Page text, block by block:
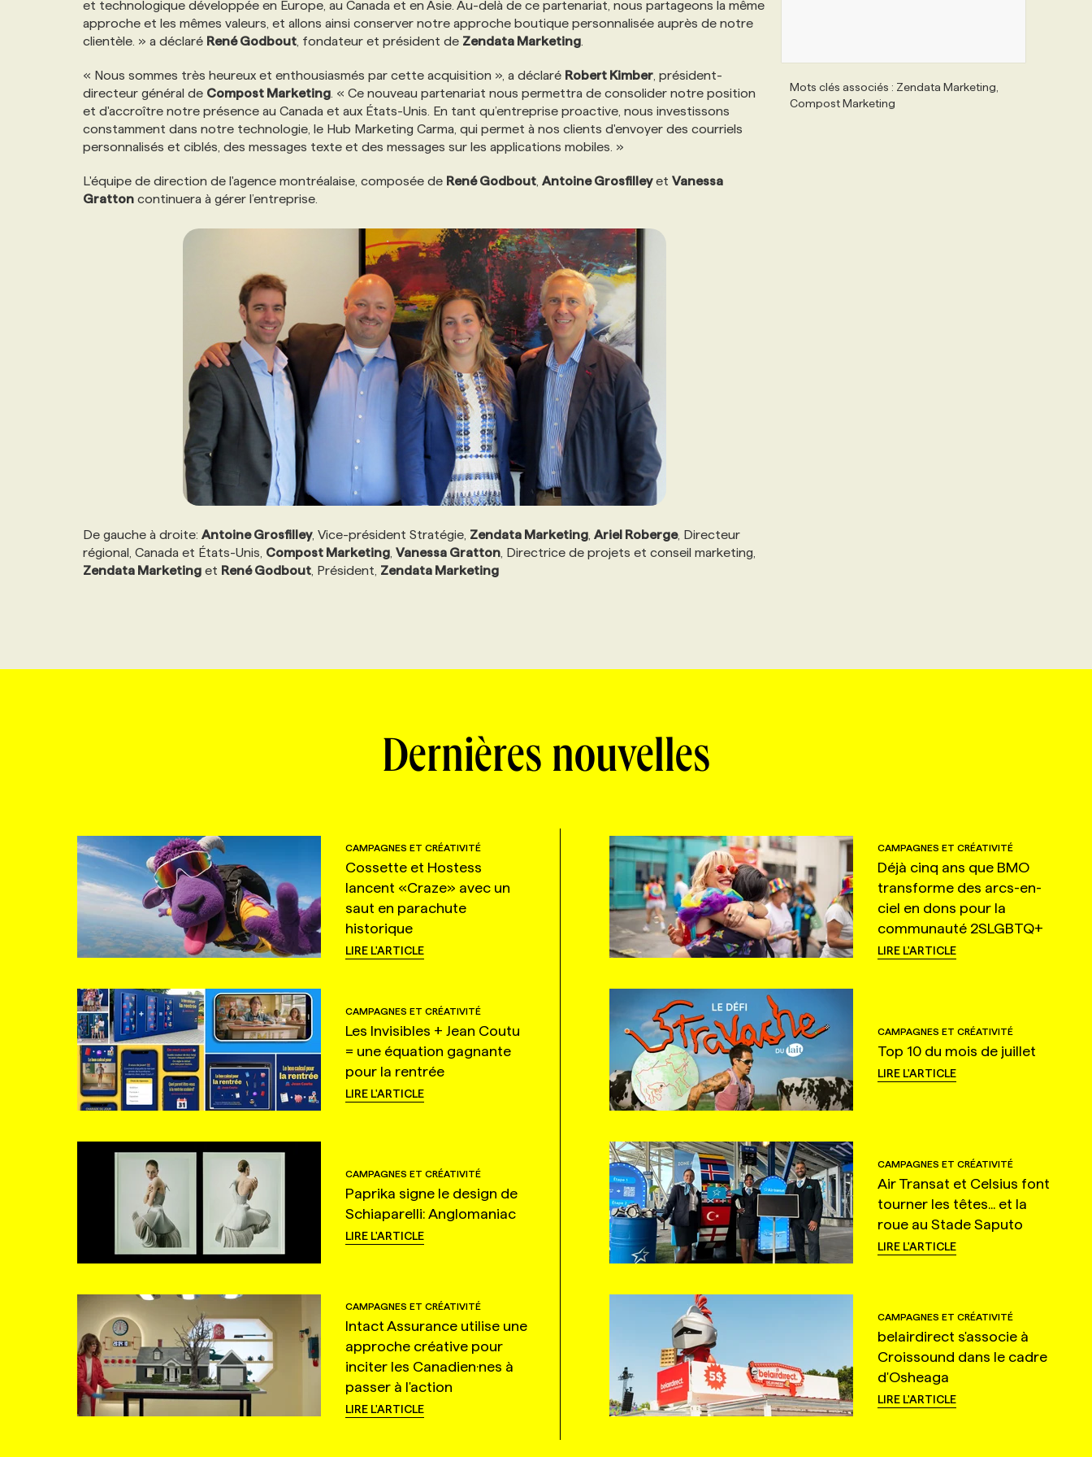
NOS TARIFS
PROGRAMMES DE SUBVENTIONS
ANNONCEZ AVEC NOUS
ANNONCEZ AVEC NOUS
et technologique développée en Europe, au Canada et en Asie. Au-delà de ce partenariat, nous partageons la même
approche et les mêmes valeurs, et allons ainsi conserver notre approche boutique personnalisée auprès de notre
clientèle. » a déclaré René Godbout , fondateur et président de Zendata Marketing
« Nous sommes très heureux et enthousiasmés par cette acquisition », a déclaré Robert Kimber , président-
directeur général de Compost Marketing . « Ce nouveau partenariat nous permettra de consolider notre position
et d'accroître notre présence au Canada et aux États-Unis. En tant qu’entreprise proactive, nous investissons
constamment dans notre technologie, le Hub Marketing Carma, qui permet à nos clients d'envoyer des courriels
personnalisés et ciblés, des messages texte et des messages sur les applications mobiles. »
L'équipe de direction de l'agence montréalaise, composée de René Godbout Antoine Grosfilleyet Vanessa
Gratton continuera à gérer l’entreprise.
De gauche à droite: Antoine Grosfilley, Vice-président Stratégie, Zendata Marketing Ariel Roberge, Directeur
régional, Canada et États-Unis, Compost Marketing Vanessa Gratton , Directrice de projets et conseil marketing,
Zendata Marketing et René Godbout , Président, Zendata Marketing
Mots clés associés : Zendata Marketing,
Compost Marketing
Dernières nouvelles
CAMPAGNES ET CRÉATIVITÉ
Cossette et Hostess
lancent «Craze» avec un
saut en parachute
historique
LIRE L'ARTICLE
CAMPAGNES ET CRÉATIVITÉ
Déjà cinq ans que BMO
transforme des arcs-en-
ciel en dons pour la
communauté 2SLGBTQ+
LIRE L'ARTICLE
CAMPAGNES ET CRÉATIVITÉ
Les Invisibles + Jean Coutu
= une équation gagnante
pour la rentrée
LIRE L'ARTICLE
CAMPAGNES ET CRÉATIVITÉ
Top 10 du mois de juillet
LIRE L'ARTICLE
CAMPAGNES ET CRÉATIVITÉ
Paprika signe le design de
Schiaparelli: Anglomaniac
LIRE L'ARTICLE
CAMPAGNES ET CRÉATIVITÉ
Air Transat et Celsius font
tourner les têtes... et la
roue au Stade Saputo
LIRE L'ARTICLE
CAMPAGNES ET CRÉATIVITÉ
Intact Assurance utilise une
approche créative pour
inciter les Canadien·nes à
passer à l'action
LIRE L'ARTICLE
CAMPAGNES ET CRÉATIVITÉ
belairdirect s'associe à
Croissound dans le cadre
d'Osheaga
LIRE L'ARTICLE